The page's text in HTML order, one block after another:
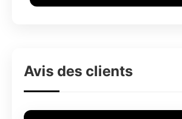
Avis des clients